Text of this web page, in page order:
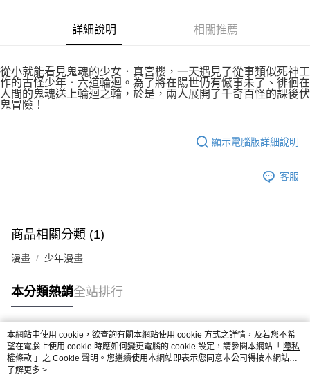
權轉讓予恩沛科技股份有限公司。
２．關於個人資料處理事宜，請瀏覽以下網址：
https://aftee.tw/terms/#terms3
３．未成年的使用者請事先徵得法定代理人或監護人之同意方可使用
４．使用「AFTEE先享後付」時，將依據個別帳號之用戶狀況，依本公司即
付款後7-11取貨
每筆NT$80，滿NT$500(含以上)免運費
詳細說明 相關推薦
從小就能看見鬼魂的少女．真宮櫻，一天遇見了從事類似死神工
作的古怪少年．六道輪迴。為了將在陽世仍有憾事未了、徘徊在
人間的鬼魂送上輪迴之輪，於是，兩人展開了千奇百怪的課後伏
鬼冒險！
顯示電腦版詳細說明
客服
商品相關分類 (1)
漫畫 少年漫畫
本分類熱銷全站排行
熱門標籤
本網站中使用 cookie，欲查詢有關本網站使用 cookie 方式之詳情，及若您不希
望在電腦上使用 cookie 時應如何變更電腦的 cookie 設定，請參閱本網站「 隱私
權條款 」之 Cookie 聲明。您繼續使用本網站即表示您同意本公司得按本網站使
用條款之 Cookie 聲明使用 cookie。
了解更多 >